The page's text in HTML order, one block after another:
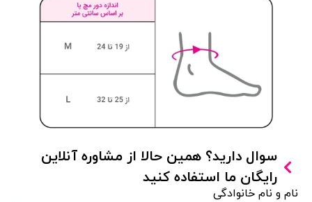
سوال دارید؟ همین حالا از مشاوره آنلاین
رایگان ما استفاده کنید
نام و نام خانوادگی